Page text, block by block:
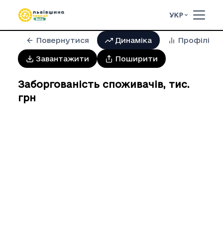
УКР
Повернутися Динаміка Профілі
Завантажити Поширити
Заборгованість споживачів, тис.
грн